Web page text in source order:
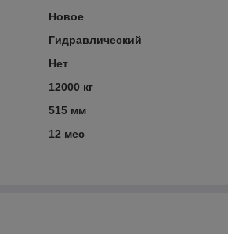
Новое
Гидравлический
Нет
12000 кг
515 мм
12 мес